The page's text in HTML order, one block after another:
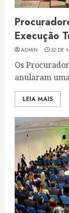
Execução
ADMIN 22 DE
Os
anularam
LEIA MAIS